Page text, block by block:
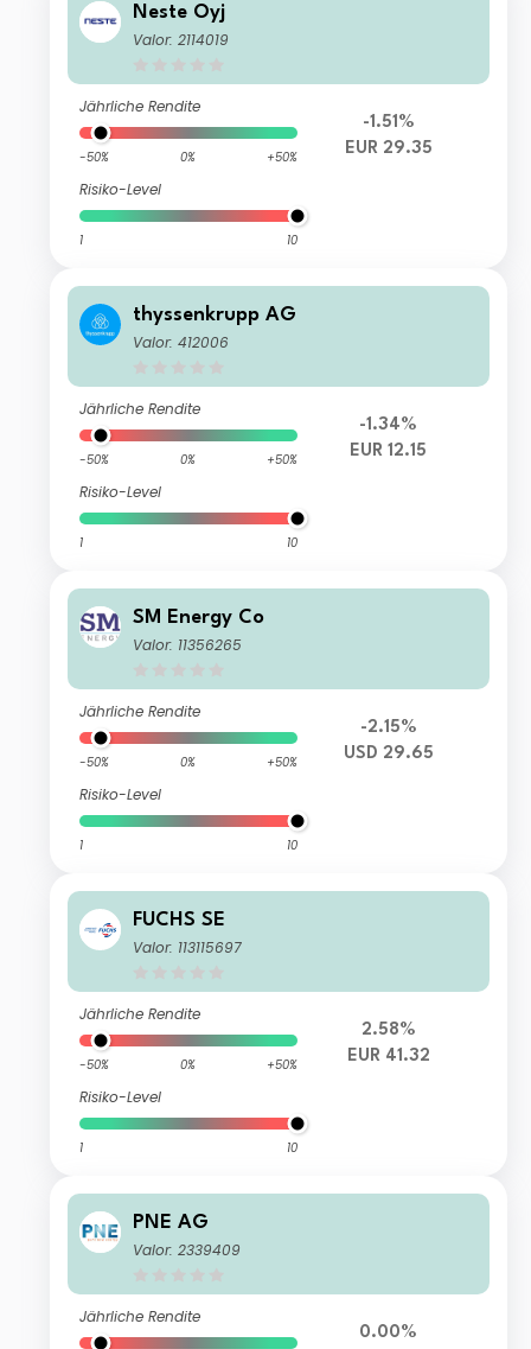
Neste Oyj
Valor: 2114019
Jährliche Rendite
-50% 0% +50%
Risiko-Level
1 10
-1.51%
EUR 29.35
thyssenkrupp AG
Valor: 412006
Jährliche Rendite
-50% 0% +50%
Risiko-Level
1 10
-1.34%
EUR 12.15
SM Energy Co
Valor: 11356265
Jährliche Rendite
-50% 0% +50%
Risiko-Level
1 10
-2.15%
USD 29.65
FUCHS SE
Valor: 113115697
Jährliche Rendite
-50% 0% +50%
Risiko-Level
1 10
2.58%
EUR 41.32
PNE AG
Valor: 2339409
Jährliche Rendite
0.00%